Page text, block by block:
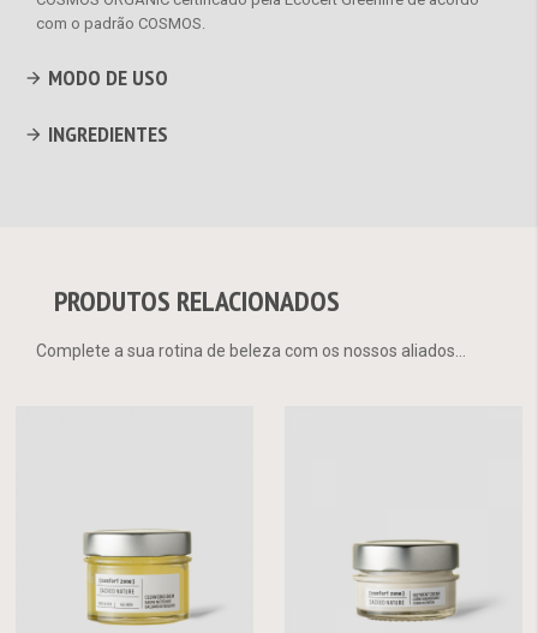
com o padrão COSMOS.
MODO DE USO
INGREDIENTES
PRODUTOS RELACIONADOS
Complete a sua rotina de beleza com os nossos aliados...